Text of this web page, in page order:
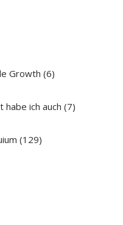
Growth (6)
habe ich auch (7)
(129)